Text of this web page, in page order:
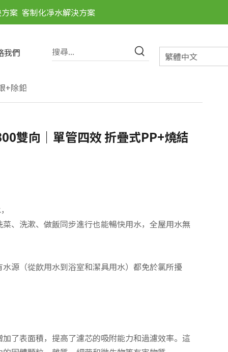
案 客制化凈水解決方案
我們 繁體中文
+除鉛
雙向｜單管四效 折疊式PP+燒結
、洗漱、做飯同步進行也能暢快用水，全屋用水無
源（從飲用水到浴室和潔具用水）都免於氯所擾
了表面積，提高了濾芯的吸附能力和過濾效率。這